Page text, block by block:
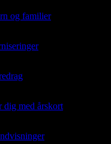
og familier
dig med årskort